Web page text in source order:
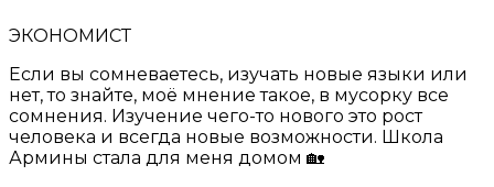
ЭКОНОМИСТ
Если вы сомневаетесь, изучать новые языки или
нет, то знайте, моё мнение такое, в мусорку все
сомнения. Изучение чего-то нового это рост
человека и всегда новые возможности. Школа
Армины стала для меня домом 🏡